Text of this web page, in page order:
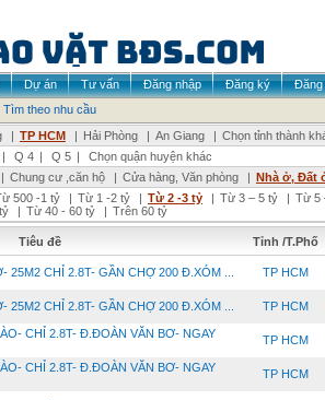
Dự án Tư vấn Đăng nhập Đăng ký
Đăng
Tìm theo nhu cầu
| TP HCM | Hải Phòng | An Giang | Chọn tỉnh thành
| Q 4 | Q 5 |
Chọn quận huyện khác
| Chung cư ,căn hộ | Cửa hàng, Văn phòng | Nhà ở, Đất
500 -1 tỷ | Từ 1 -2 tỷ | Từ 2 -3 tỷ | Từ 3 – 5 tỷ | Từ 5
| Từ 40 - 60 tỷ | Trên 60 tỷ
Tiêu đề Tỉnh /T.Phố
25M2 CHỈ 2.8T- GẦN CHỢ 200 Đ.XÓM ... TP HCM
25M2 CHỈ 2.8T- GẦN CHỢ 200 Đ.XÓM ... TP HCM
CHỈ 2.8T- Đ.ĐOÀN VĂN BƠ- NGAY
TP HCM
CHỈ 2.8T- Đ.ĐOÀN VĂN BƠ- NGAY
TP HCM